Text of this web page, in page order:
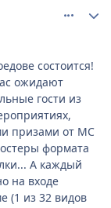
состоится!
ожидают
гости из
призами от MC
формата
А каждый
на входе
(1 из 32 видов